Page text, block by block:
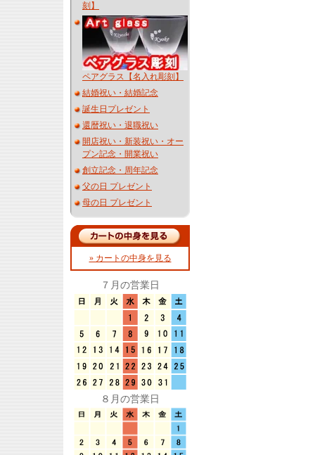
刻】
ペアグラス【名入れ彫刻】
結婚祝い・結婚記念
誕生日プレゼント
還暦祝い・退職祝い
開店祝い・新装祝い・オー
プン記念・開業祝い
創立記念・周年記念
父の日 プレゼント
母の日 プレゼント
» カートの中身を見る
７月の営業日
８月の営業日